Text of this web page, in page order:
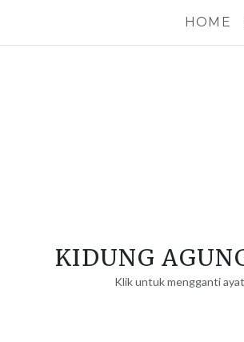
HOME
KIDUNG
Klik untuk mengganti ayat